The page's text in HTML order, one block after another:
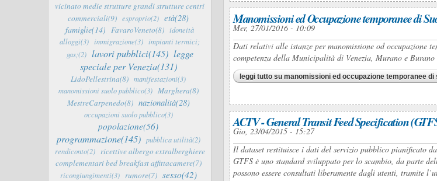
vicinato medie strutture grandi strutture centri
commerciali(9) esproprio(2) età(28)
famiglie(14) FavaroVeneto(8) idoneità
alloggi(3) immigrazione(3) impianti termici;
gas;(2) lavori pubblici(145) legge
speciale per Venezia(131)
LidoPellestrina(8) manifestazioni(3)
manomissioni suolo pubblico(3) Marghera(8)
MestreCarpenedo(8) nazionalità(28)
occupazioni suolo pubblico(3)
popolazione(56)
programmazione(145) pubblica utilità(2)
rendiconto(2) ricettive albergo extralberghiere
complementari bed breakfast affittacamere(7)
ricongiungimenti(3) rumore(7) sesso(42)
Manomissioni ed Occupazione temporanee di
Mer, 27/01/2016 - 10:09
Dati relativi alle istanze per manomissione od occupazione
competenza della Municipalità di Venezia, Murano e Burano
leggi tutto su manomissioni ed occupazione temporanee
ACTV - General Transit Feed Specification
Gio, 23/04/2015 - 15:27
Il dataset restituisce i dati del servizio pubblico pianificato
GTFS è uno standard sviluppato per lo scambio, da parte
possono essere consultati liberamente dagli utenti, tramite